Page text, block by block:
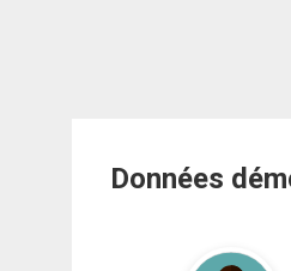
Données